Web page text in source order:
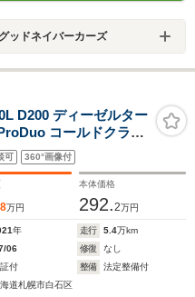
ッドネイバーカーズ
D200 ディーゼルター
コールドクライ
ラクティブドライバ
純正メモリナビ 360°
パワーテールゲート
可 360°画像付
8万円
本体価格
292.2万円
年 走行 5.4万km
06 修復
なし
付 整備
法定整備付
道札幌市白石区